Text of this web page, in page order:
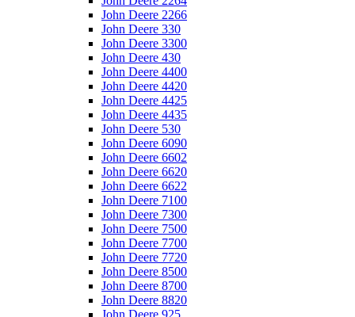
John Deere 2266
John Deere 330
John Deere 3300
John Deere 430
John Deere 4400
John Deere 4420
John Deere 4425
John Deere 4435
John Deere 530
John Deere 6090
John Deere 6602
John Deere 6620
John Deere 6622
John Deere 7100
John Deere 7300
John Deere 7500
John Deere 7700
John Deere 7720
John Deere 8500
John Deere 8700
John Deere 8820
John Deere 925